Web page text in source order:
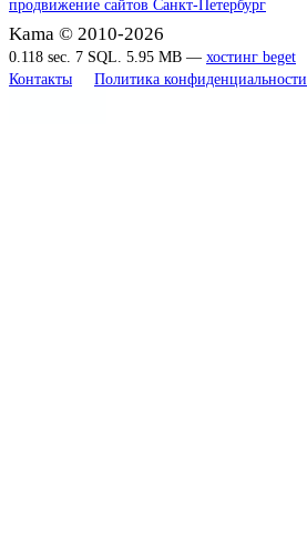
продвижение сайтов Санкт-Петербург
Kama © 2010-2026
0.118 sec. 7 SQL. 5.95 MB — хостинг beget
Контакты
Политика конфиденциальности